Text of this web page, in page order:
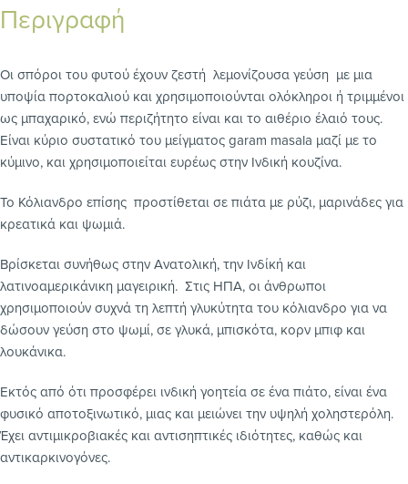
Περιγραφή
Οι σπόροι του φυτού έχουν ζεστή λεμονίζουσα γεύση με μια
υποψία πορτοκαλιού και χρησιμοποιούνται ολόκληροι ή τριμμένοι
ως μπαχαρικό, ενώ περιζήτητο είναι και το αιθέριο έλαιό τους.
Είναι κύριο συστατικό του μείγματος garam masala μαζί με το
κύμινο, και χρησιμοποιείται ευρέως στην Ινδική κουζίνα.
Το Κόλιανδρο επίσης προστίθεται σε πιάτα με ρύζι, μαρινάδες για
κρεατικά και ψωμιά.
Βρίσκεται συνήθως στην Ανατολική, την Ινδίκή και
λατινοαμερικάνικη μαγειρική. Στις ΗΠΑ, οι άνθρωποι
χρησιμοποιούν συχνά τη λεπτή γλυκύτητα του κόλιανδρο για να
δώσουν γεύση στο ψωμί, σε γλυκά, μπισκότα, κορν μπιφ και
λουκάνικα.
Εκτός από ότι προσφέρει ινδική γοητεία σε ένα πιάτο, είναι ένα
φυσικό αποτοξινωτικό, μιας και μειώνει την υψηλή χοληστερόλη.
Έχει αντιμικροβιακές και αντισηπτικές ιδιότητες, καθώς και
αντικαρκινογόνες.